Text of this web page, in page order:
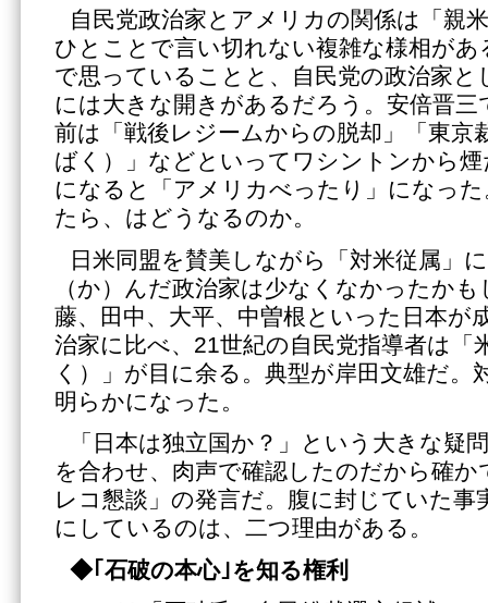
自民党政治家とアメリカの関係は「親
ひとことで言い切れない複雑な様相が
で思っていることと、自民党の政治家
には大きな開きがあるだろう。安倍晋
前は「戦後レジームからの脱却」「東京
ばく）」などといってワシントンから
になると「アメリカべったり」になっ
たら、はどうなるのか。
日米同盟を賛美しながら「対米従属」
（か）んだ政治家は少なくなかったか
藤、田中、大平、中曽根といった日本が
治家に比べ、21世紀の自民党指導者は「
く）」が目に余る。典型が岸田文雄だ。
明らかになった。
「日本は独立国か？」という大きな疑
を合わせ、肉声で確認したのだから確
レコ懇談」の発言だ。腹に封じていた事
にしているのは、二つ理由がある。
◆｢石破の本心｣を知る権利